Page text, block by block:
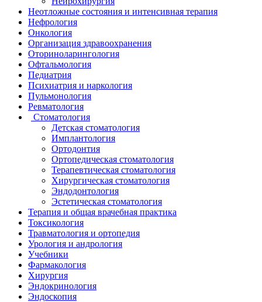
Неотложные состояния и интенсивная терапия
Нефрология
Онкология
Организация здравоохранения
Оториноларингология
Офтальмология
Педиатрия
Психиатрия и наркология
Пульмонология
Ревматология
Стоматология
Детская стоматология
Имплантология
Ортодонтия
Ортопедическая стоматология
Терапевтическая стоматология
Хирургическая стоматология
Эндодонтология
Эстетическая стоматология
Терапия и общая врачебная практика
Токсикология
Травматология и ортопедия
Урология и андрология
Учебники
Фармакология
Хирургия
Эндокринология
Эндоскопия